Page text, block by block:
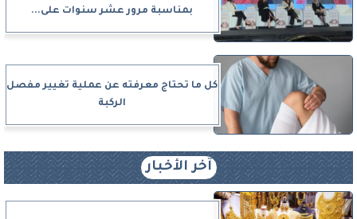
بمناسبة مرور عشر سنوات على...
كل ما تحتاج معرفته عن عملية تغيير مفصل
الركبة
آخر الأخبار